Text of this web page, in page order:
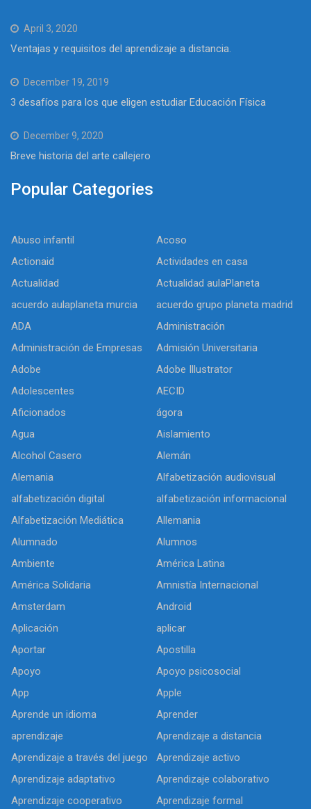
April 3, 2020
Ventajas y requisitos del aprendizaje a distancia.
December 19, 2019
3 desafíos para los que eligen estudiar Educación Física
December 9, 2020
Breve historia del arte callejero
Popular Categories
Abuso infantil
Acoso
Actionaid
Actividades en casa
Actualidad
Actualidad aulaPlaneta
acuerdo aulaplaneta murcia
acuerdo grupo planeta madrid
ADA
Administración
Administración de Empresas
Admisión Universitaria
Adobe
Adobe Illustrator
Adolescentes
AECID
Aficionados
ágora
Agua
Aislamiento
Alcohol Casero
Alemán
Alemania
Alfabetización audiovisual
alfabetización digital
alfabetización informacional
Alfabetización Mediática
Allemania
Alumnado
Alumnos
Ambiente
América Latina
América Solidaria
Amnistía Internacional
Amsterdam
Android
Aplicación
aplicar
Aportar
Apostilla
Apoyo
Apoyo psicosocial
App
Apple
Aprende un idioma
Aprender
aprendizaje
Aprendizaje a distancia
Aprendizaje a través del juego
Aprendizaje activo
Aprendizaje adaptativo
Aprendizaje colaborativo
Aprendizaje cooperativo
Aprendizaje formal